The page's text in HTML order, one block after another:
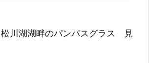
川湖湖畔のパンパスグラス 見